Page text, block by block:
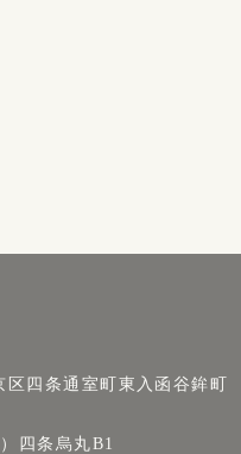
区四条通室町東入函谷鉾町
四条烏丸B1